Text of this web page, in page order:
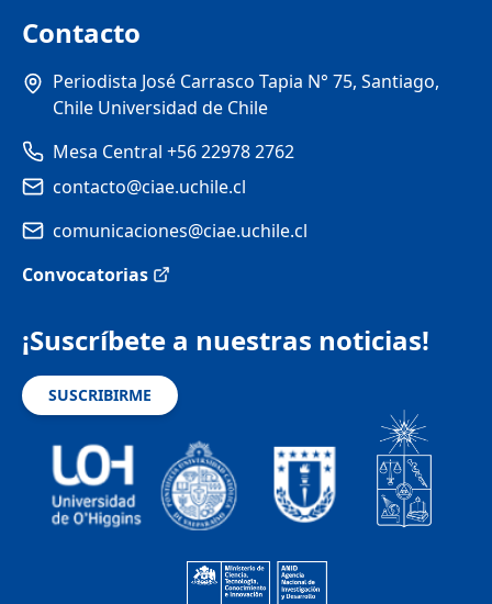
Contacto
Periodista José Carrasco Tapia N° 75, Santiago,
Chile Universidad de Chile
Mesa Central +56 22978 2762
contacto@ciae.uchile.cl
comunicaciones@ciae.uchile.cl
Convocatorias
¡Suscríbete a nuestras noticias!
SUSCRIBIRME